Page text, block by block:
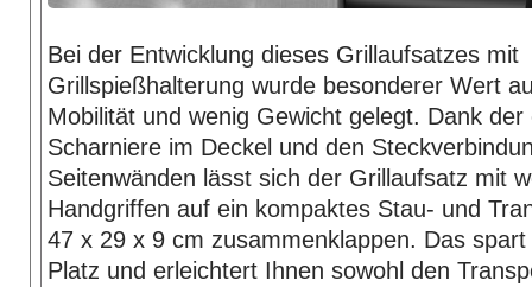
Bei der Entwicklung dieses Grillaufsatzes mit
Grillspießhalterung wurde besonderer Wert
Mobilität und wenig Gewicht gelegt. Dank der
Scharniere im Deckel und den
Seitenwänden lässt sich der Grillaufsatz mit
Handgriffen auf ein kompaktes Stau- und
47 x 29 x 9 cm zusammenklappen. Das spart
Platz und erleichtert Ihnen sowohl den